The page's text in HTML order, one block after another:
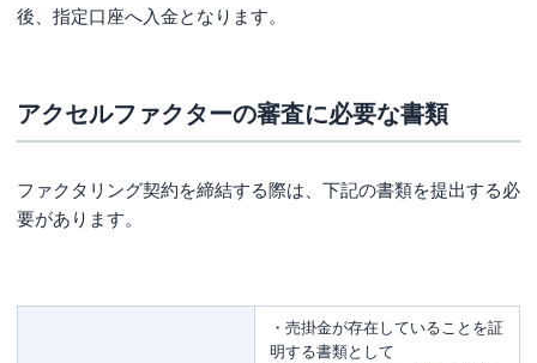
後、指定口座へ入金となります。
アクセルファクターの審査に必要な書類
ファクタリング契約を締結する際は、下記の書類を提出する必
要があります。
・売掛金が存在していることを証
明する書類として